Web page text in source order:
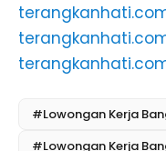
#Lowongan Kerja
#Lowongan Kerja